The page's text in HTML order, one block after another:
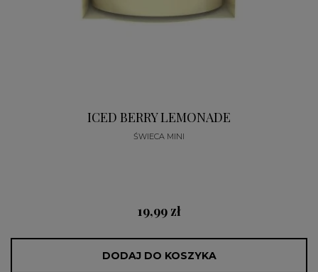
ICED BERRY LEMONADE
ŚWIECA MINI
19,99 zł
DODAJ DO KOSZYKA